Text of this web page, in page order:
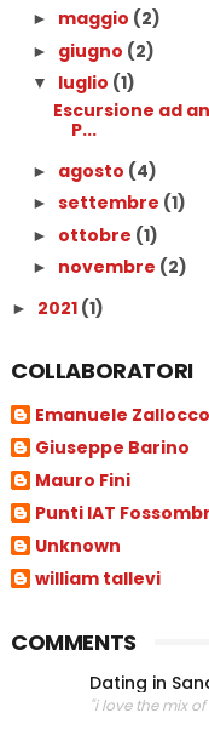
► maggio (2)
► giugno (2)
▼ luglio (1)
Escursione ad
P...
► agosto (4)
► settembre (1)
► ottobre (1)
► novembre (2)
► 2021 (1)
COLLABORATORI
Emanuele Zallocco
Giuseppe Barino
Mauro Fini
Punti IAT
Unknown
william tallevi
COMMENTS
Dating in
"i love the mix